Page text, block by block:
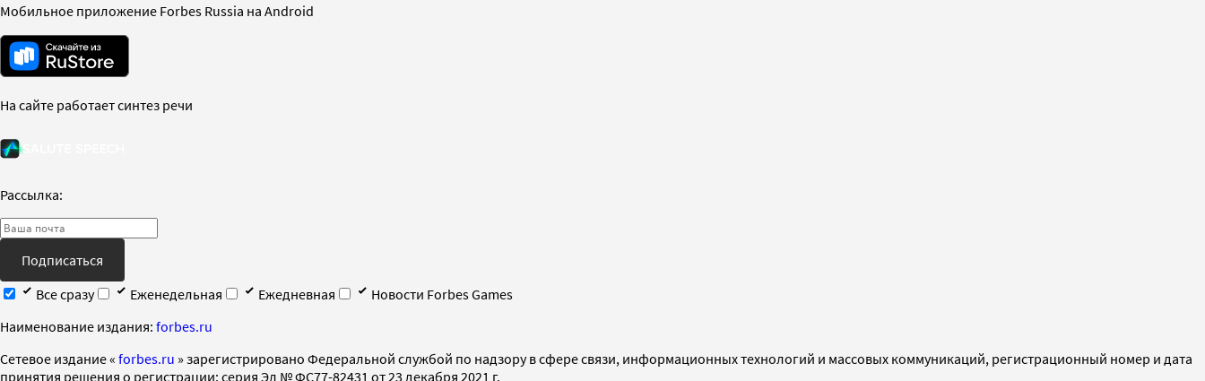
Мобильное приложение Forbes Russia на Android
На сайте работает синтез речи
Рассылка:
Подписаться
Все сразу
Еженедельная Ежедневная
Новости Forbes Games
Наименование издания: forbes.ru
Cетевое издание « forbes.ru » зарегистрировано Федеральной службой по надзору в сфере связи, информационных технологий и массовых коммуникаций, регистрационный номер и дата
принятия решения о регистрации: серия Эл № ФС77-82431 от 23 декабря 2021 г.